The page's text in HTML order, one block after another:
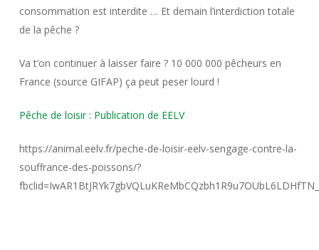
consommation est interdite … Et demain l’interdiction totale
de la pêche ?
Va t’on continuer à laisser faire ? 10 000 000 pêcheurs en
France (source GIFAP) ça peut peser lourd !
Pêche de loisir : Publication de EELV
https://animal.eelv.fr/peche-de-loisir-eelv-sengage-contre-la-
souffrance-des-poissons/?